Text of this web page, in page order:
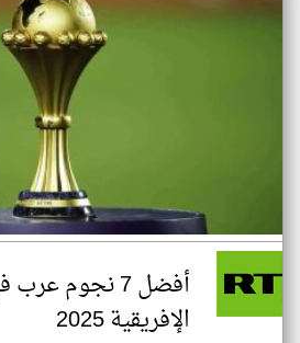
أفضل 7 نجوم
الإفريقية 2025